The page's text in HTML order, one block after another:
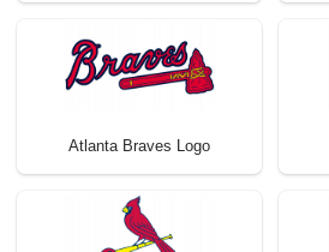
Atlanta Braves Logo